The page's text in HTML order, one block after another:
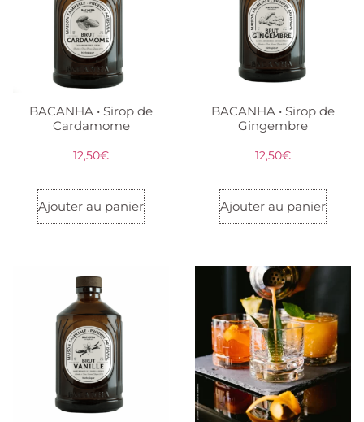
BACANHA • Sirop de
Cardamome
12,50€
Ajouter au panier
BACANHA • Sirop de
Gingembre
12,50€
Ajouter au panier